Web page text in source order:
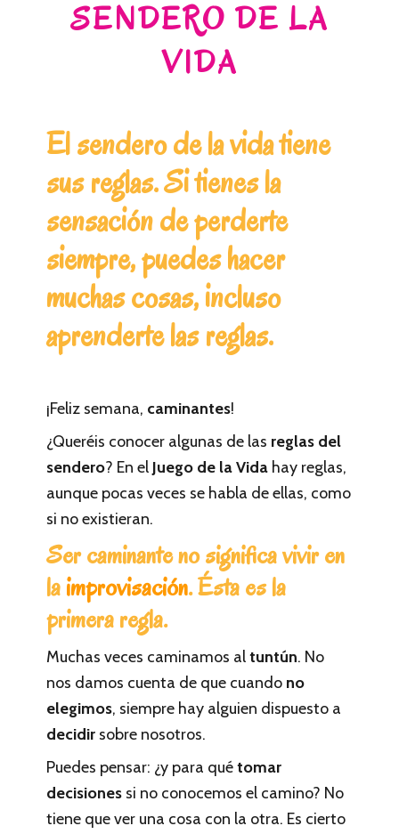
SENDERO DE LA
VIDA
El sendero de la vida tiene
sus reglas. Si tienes la
sensación de perderte
siempre, puedes hacer
muchas cosas, incluso
aprenderte las reglas.
¡Feliz semana, caminantes!
¿Queréis conocer algunas de las reglas del
sendero? En el Juego de la Vida hay reglas,
aunque pocas veces se habla de ellas, como
si no existieran.
Ser caminante no significa vivir en
laimprovisación. Ésta es la
primera regla.
Muchas veces caminamos altuntún. No
nos damos cuenta de que cuando no
elegimos, siempre hay alguien dispuesto a
decidir sobre nosotros.
Puedes pensar: ¿y para quétomar
decisiones si no conocemos el camino? No
tiene que ver una cosa con la otra. Es cierto